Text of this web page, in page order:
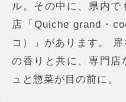
ル。その中に、県内で
店「Quiche grand・
コ）」があります。
の香りと共に、専門店
ュと惣菜が目の前に。